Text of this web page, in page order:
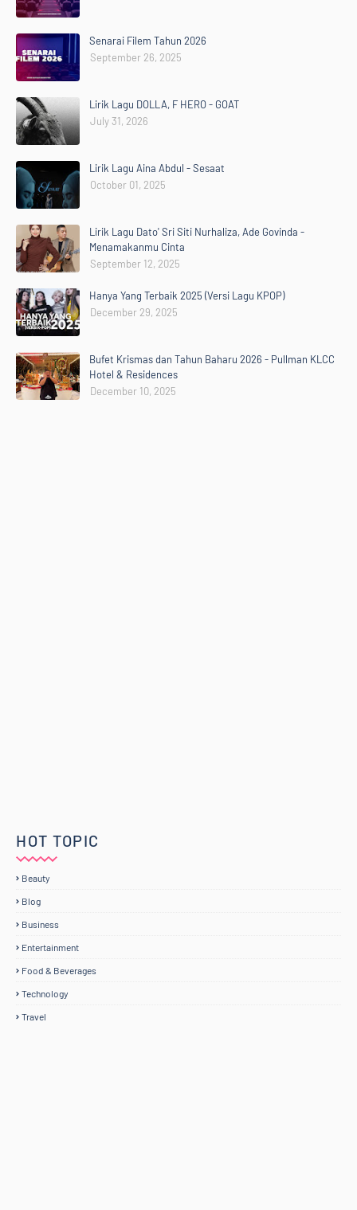
Senarai Filem Tahun 2026
September 26, 2025
Lirik Lagu DOLLA, F HERO - GOAT
July 31, 2026
Lirik Lagu Aina Abdul - Sesaat
October 01, 2025
Lirik Lagu Dato' Sri Siti Nurhaliza, Ade Govinda -
Menamakanmu Cinta
September 12, 2025
Hanya Yang Terbaik 2025 (Versi Lagu KPOP)
December 29, 2025
Bufet Krismas dan Tahun Baharu 2026 - Pullman KLCC
Hotel & Residences
December 10, 2025
HOT TOPIC
Beauty
Blog
Business
Entertainment
Food & Beverages
Technology
Travel